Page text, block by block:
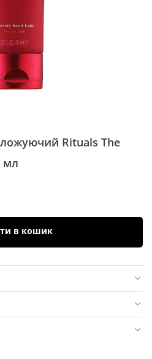
Rituals The
мл
в кошик